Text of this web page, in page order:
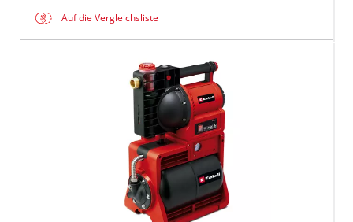
Auf die Vergleichsliste